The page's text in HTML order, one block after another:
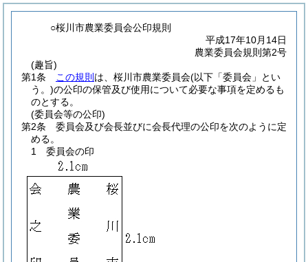
○桜川市農業委員会公印規則
平成17年10月14日
農業委員会規則第2号
(趣旨)
第1条
この規則 は、桜川市農業委員会(以下「委員会」とい
う。)の公印の保管及び使用について必要な事項を定めるも
のとする。
(委員会等の公印)
第2条
委員会及び会長並びに会長代理の公印を次のように定
める。
1
委員会の印